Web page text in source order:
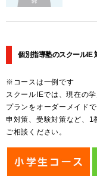
個別指導塾のスクールIE
※コースは一例です
スクールIEでは、現在の
プランをオーダーメイド
申対策、受験対策など、1
ご相談ください。